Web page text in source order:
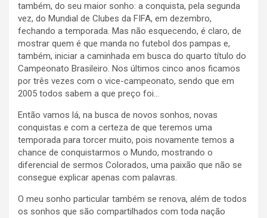
também, do seu maior sonho: a conquista, pela segunda
vez, do Mundial de Clubes da FIFA, em dezembro,
fechando a temporada. Mas não esquecendo, é claro, de
mostrar quem é que manda no futebol dos pampas e,
também, iniciar a caminhada em busca do quarto título do
Campeonato Brasileiro. Nos últimos cinco anos ficamos
por três vezes com o vice-campeonato, sendo que em
2005 todos sabem a que preço foi…
Então vamos lá, na busca de novos sonhos, novas
conquistas e com a certeza de que teremos uma
temporada para torcer muito, pois novamente temos a
chance de conquistarmos o Mundo, mostrando o
diferencial de sermos Colorados, uma paixão que não se
consegue explicar apenas com palavras.
O meu sonho particular também se renova, além de todos
os sonhos que são compartilhados com toda nação